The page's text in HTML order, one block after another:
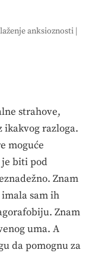
anksioznosti|
strahove,
ikakvog razloga.
moguće
biti pod
Znam
sam ih
Znam
uma. A
da pomognu za